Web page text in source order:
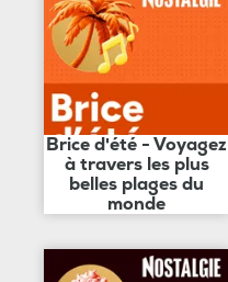
Brice d'été - Voyagez
à travers les plus
belles plages du
monde